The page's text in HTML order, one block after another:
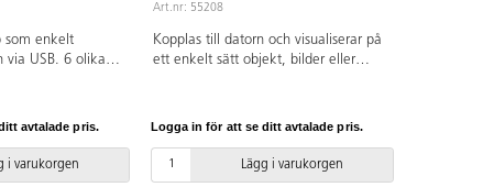
som enkelt
via USB. 6 olika
till att
löv, huden
till 43x och ger
avtalade pris.
i varukorgen
Art.nr: 55208
Kopplas till datorn och visualiserar på
ett enkelt sätt objekt, bilder eller
klassen. Enkel att hantera även för
visar video direkt. Bra skärpa och
bildkvalitet med 3 MP. Inbyggd
Logga in för att se ditt avtalade pris.
Lägg i varukorgen